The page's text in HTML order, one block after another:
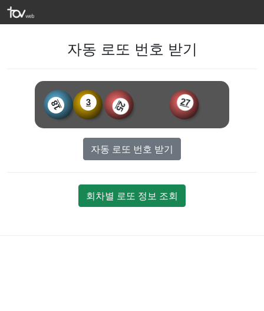
자동 로또 번호 받기
18 3 25
자동 로또 번호 받기
회차별 로또 정보 조회